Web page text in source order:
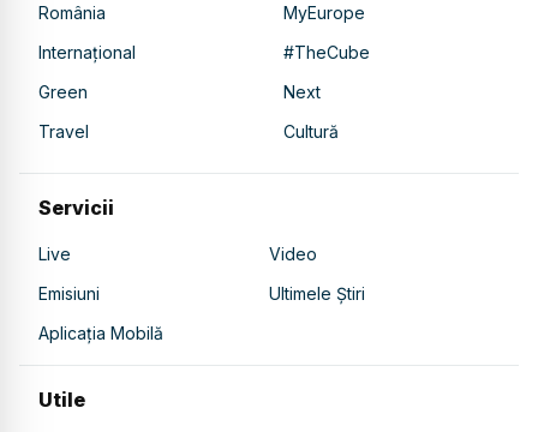
România
MyEurope
Internațional
#TheCube
Green
Next
Travel
Cultură
Servicii
Live
Video
Emisiuni
Ultimele Știri
Aplicația Mobilă
Utile